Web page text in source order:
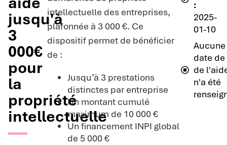
jusqu'à
3
000€
pour
la
propriété
intellectuelle
intellectuelle des entreprises,
plafonnée à 3 000 €. Ce
dispositif permet de bénéficier
de :
Jusqu’à 3 prestations
distinctes par entreprise
Un montant cumulé
maximum de 10 000 €
Un financement INPI global
de 5 000 €
:
2025-
01-10
Aucune
date de
de
n'a été